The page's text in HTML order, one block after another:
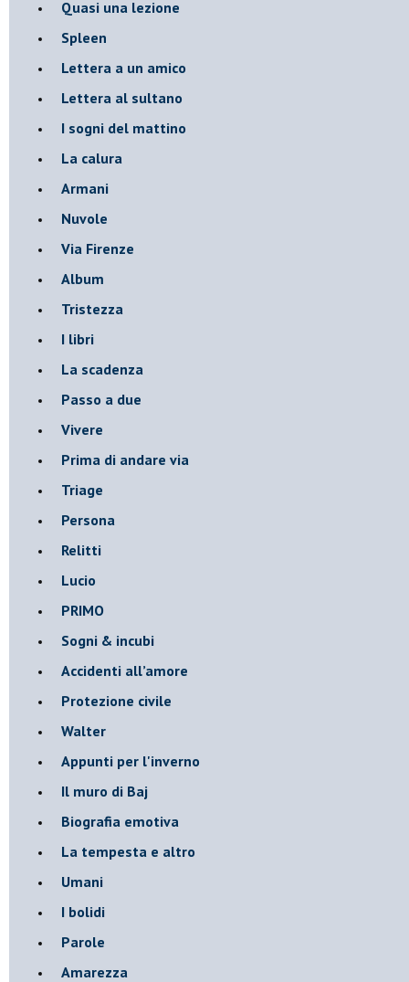
Quasi una lezione
Spleen
Lettera a un amico
Lettera al sultano
I sogni del mattino
La calura
Armani
Nuvole
Via Firenze
Album
Tristezza
I libri
La scadenza
Passo a due
Vivere
Prima di andare via
Triage
Persona
Relitti
Lucio
PRIMO
Sogni & incubi
Accidenti all’amore
Protezione civile
Walter
Appunti per l'inverno
Il muro di Baj
Biografia emotiva
La tempesta e altro
Umani
I bolidi
Parole
Amarezza